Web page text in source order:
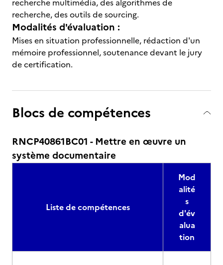
recherche multimédia, des algorithmes de
recherche, des outils de sourcing.
Modalités d'évaluation :
Mises en situation professionnelle, rédaction d'un
mémoire professionnel, soutenance devant le jury
de certification.
Blocs de compétences
RNCP40861BC01 - Mettre en œuvre un
système documentaire
Liste de compétences
Mod
alité
s
d'év
alua
tion